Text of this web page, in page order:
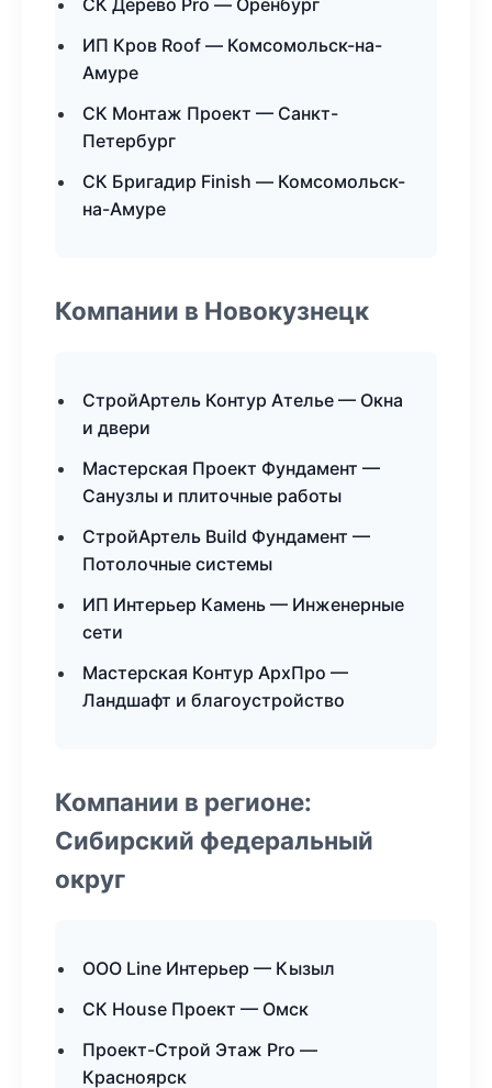
СК Дерево Pro — Оренбург
ИП Кров Roof — Комсомольск-на-
Амуре
СК Монтаж Проект — Санкт-
Петербург
СК Бригадир Finish — Комсомольск-
на-Амуре
Компании в Новокузнецк
СтройАртель Контур Ателье — Окна
и двери
Мастерская Проект Фундамент —
Санузлы и плиточные работы
СтройАртель Build Фундамент —
Потолочные системы
ИП Интерьер Камень — Инженерные
сети
Мастерская Контур АрхПро —
Ландшафт и благоустройство
Компании в регионе:
Сибирский федеральный
округ
ООО Line Интерьер — Кызыл
СК House Проект — Омск
Проект-Строй Этаж Pro —
Красноярск